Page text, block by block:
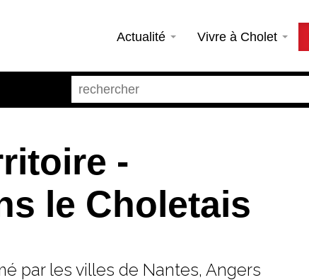
Actualité Vivre à Cholet
-
le Choletais
par les villes de Nantes, Angers